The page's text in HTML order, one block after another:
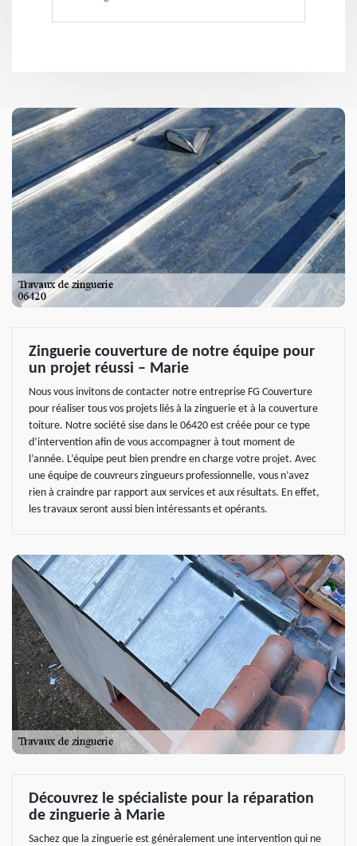
Zinguerie couverture de notre équipe pour
un projet réussi – Marie
Nous vous invitons de contacter notre entreprise FG Couverture
pour réaliser tous vos projets liés à la zinguerie et à la couverture
toiture. Notre société sise dans le 06420 est créée pour ce type
d’intervention afin de vous accompagner à tout moment de
l’année. L’équipe peut bien prendre en charge votre projet. Avec
une équipe de couvreurs zingueurs professionnelle, vous n’avez
rien à craindre par rapport aux services et aux résultats. En effet,
les travaux seront aussi bien intéressants et opérants.
Découvrez le spécialiste pour la réparation
de zinguerie à Marie
Sachez que la zinguerie est généralement une intervention qui ne